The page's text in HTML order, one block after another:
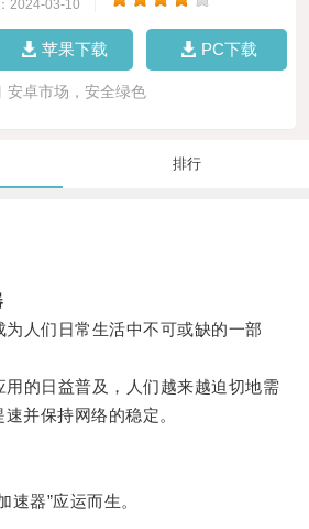
2024-03-10
苹果下载 PC下载
安卓市场，安全绿色
排行
人们日常生活中不可或缺的一部
的日益普及，人们越来越迫切地需
并保持网络的稳定。
器”应运而生。